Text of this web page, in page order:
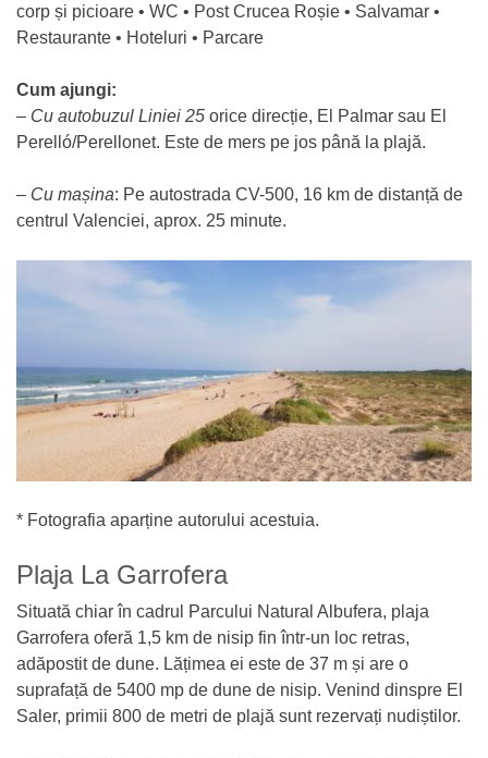
corp și picioare • WC • Post Crucea Roșie • Salvamar •
Restaurante • Hoteluri • Parcare
Cum ajungi:
– Cu autobuzul Liniei 25 orice direcție, El Palmar sau El
Perelló/Perellonet. Este de mers pe jos până la plajă.
– Cu mașina: Pe autostrada CV-500, 16 km de distanță de
centrul Valenciei, aprox. 25 minute.
* Fotografia aparține autorului acestuia.
Plaja La Garrofera
Situată chiar în cadrul Parcului Natural Albufera, plaja
Garrofera oferă 1,5 km de nisip fin într-un loc retras,
adăpostit de dune. Lățimea ei este de 37 m și are o
suprafață de 5400 mp de dune de nisip. Venind dinspre El
Saler, primii 800 de metri de plajă sunt rezervați nudiștilor.